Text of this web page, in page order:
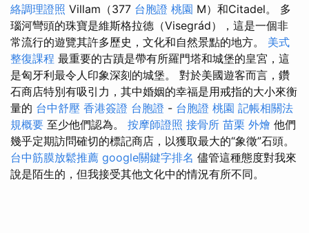
絡調理證照 Villam（377 台胞證 桃園 M）和Citadel。 多
瑙河彎頭的珠寶是維斯格拉德（Visegrád），這是一個非
常流行的遊覽其許多歷史，文化和自然景點的地方。 美式
整復課程 最重要的古蹟是帶有所羅門塔和城堡的皇宮，這
是匈牙利最令人印象深刻的城堡。 對於美國遊客而言，鑽
石商店特別有吸引力，其中婚姻的幸福是用戒指的大小來衡
量的 台中舒壓 香港簽證 台胞證 - 台胞證 桃園 記帳相關法
規概要 至少他們認為。 按摩師證照 接骨所 苗栗 外燴 他們
幾乎定期訪問確切的標記商店，以獲取最大的“象徵”石頭。
台中筋膜放鬆推薦 google關鍵字排名 儘管這種態度對我來
說是陌生的，但我接受其他文化中的情況有所不同。